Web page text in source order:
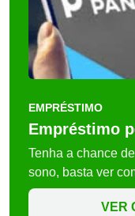
EMPRÉSTIMO
Empréstimo
Tenha a chance
sono, basta ver
VER